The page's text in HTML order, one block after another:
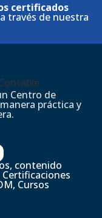
certificados
través de nuestra
Centro de
práctica y
contenido
Certificaciones
Cursos